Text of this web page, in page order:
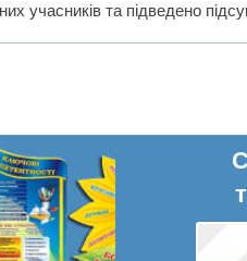
учасників та підведено